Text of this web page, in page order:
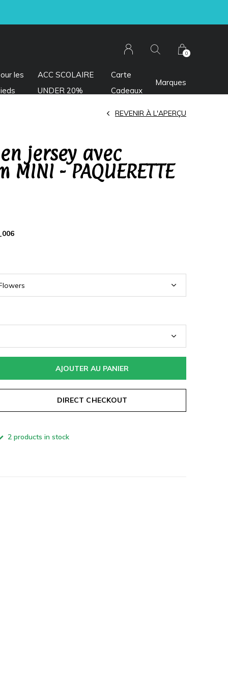
les
ACC SCOLAIRE
UNDER 20%
Carte
Cadeaux
Marques
0
jersey avec
MINI - PAQUERETTE
REVENIR À L'APERÇU
AJOUTER AU PANIER
DIRECT CHECKOUT
2 products in stock